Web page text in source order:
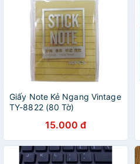
Giấy Note Kẻ Ngang Vintage
TY-8822 (80 Tờ)
15.000 đ